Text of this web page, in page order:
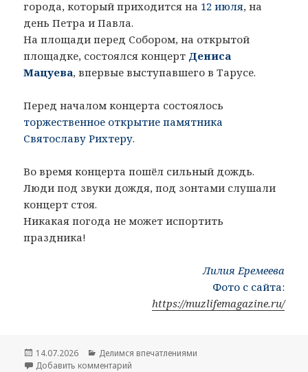
города, который приходится на 12 июля, на
день Петра и Павла.
На площади перед Собором, на открытой
площадке, состоялся концерт Дениса
Мацуева, впервые выступавшего в Тарусе.
Перед началом концерта состоялось
торжественное открытие памятника
Святославу Рихтеру.
Во время концерта пошёл сильный дождь.
Люди под звуки дождя, под зонтами слушали
концерт стоя.
Никакая погода не может испортить
праздника!
Лилия Еремеева
Фото с сайта:
https://muzlifemagazine.ru/
Опубликовано
14.07.2026 Рубрики
Делимся впечатлениями
Добавить комментарий